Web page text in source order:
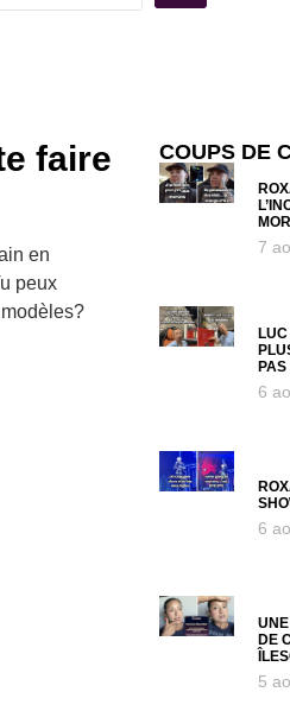
faire
en
peux
COUPS DE
7
6
6
DE
5